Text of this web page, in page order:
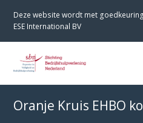
Deze website wordt met
ESE International BV
Oranje Kruis EHBO